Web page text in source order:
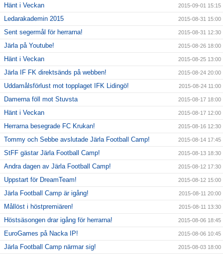
Hänt i Veckan 2015-09-01 15:15
Ledarakademin 2015 2015-08-31 15:00
Sent segermål för herrarna! 2015-08-31 12:30
Järla på Youtube! 2015-08-26 18:00
Hänt i Veckan 2015-08-25 13:00
Järla IF FK direktsänds på webben! 2015-08-24 20:00
Uddamålsförlust mot topplaget IFK Lidingö! 2015-08-24 11:00
Damerna föll mot Stuvsta 2015-08-17 18:00
Hänt i Veckan 2015-08-17 12:00
Herrarna besegrade FC Krukan! 2015-08-16 12:30
Tommy och Sebbe avslutade Järla Football Camp! 2015-08-14 17:45
StFF gästar Järla Football Camp! 2015-08-13 18:30
Andra dagen av Järla Football Camp! 2015-08-12 17:30
Uppstart för DreamTeam! 2015-08-12 15:00
Järla Football Camp är igång! 2015-08-11 20:00
Mållöst i höstpremiären! 2015-08-11 13:30
Höstsäsongen drar igång för herrarna! 2015-08-06 18:45
EuroGames på Nacka IP! 2015-08-06 10:45
Järla Football Camp närmar sig! 2015-08-03 18:00